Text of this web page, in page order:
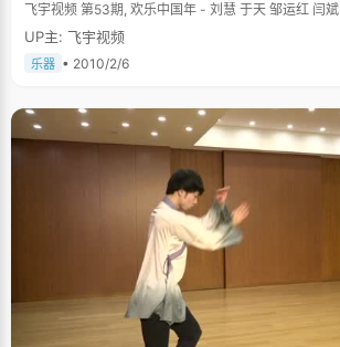
飞宇视频 第53期, 欢乐中国年 - 刘慧 于天 邹运红 闫斌
UP主: 飞宇视频
乐器 • 2010/2/6